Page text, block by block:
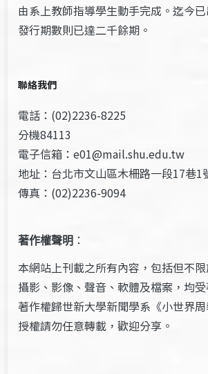
由系上教師指導學生動手完成。迄今已
發行期數則已達二千餘期。
聯絡我們
電話：(02)2236-8225
分機84113
電子信箱：e01@mail.shu.edu.tw
地址：台北市文山區木柵路一段17巷1
傳真：(02)2236-9094
著作權聲明 ：
本網站上刊載之所有內容，包括但不限
攝影、影像、聲音、軟體及檔案，均受
著作權歸世新大學新聞學系《小世界
授權請勿任意轉載，歡迎分享。